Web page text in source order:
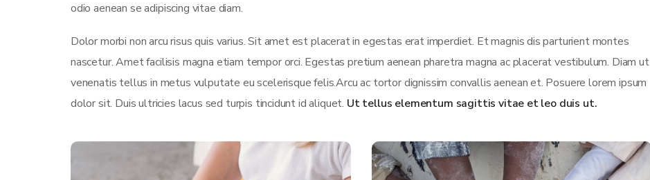
odio aenean se adipiscing vitae diam.
Dolor morbi non arcu risus quis varius. Sit amet est placerat in egestas erat imperdiet. Et magnis dis parturient montes
nascetur. Amet facilisis magna etiam tempor orci. Egestas pretium aenean pharetra magna ac placerat vestibulum. Diam ut
venenatis tellus in metus vulputate eu scelerisque felis.Arcu ac tortor dignissim convallis aenean et. Posuere lorem ipsum
dolor sit. Duis ultricies lacus sed turpis tincidunt id aliquet. Ut tellus elementum sagittis vitae et leo duis ut.